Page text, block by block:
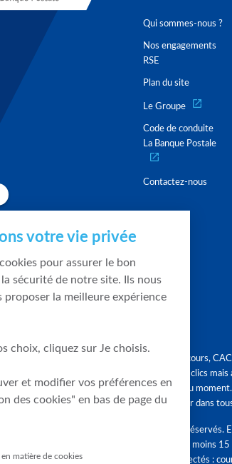
Qui sommes-nous ?
Nos engagements
RSE
Plan du site
Le Groupe
Code de conduite
La Banque Postale
Contactez-nous
Graphique, cours,
en quelques clics
tendances du
accompagner dans
Tous droits réservés.
différés d'au moins
clients connectés :
votre vie privée
pour assurer le bon
sécurité de notre site. Ils nous
proposer la meilleure expérience
choix, cliquez sur Je choisis.
et modifier vos préférences en
des cookies" en bas de page du
matière de cookies